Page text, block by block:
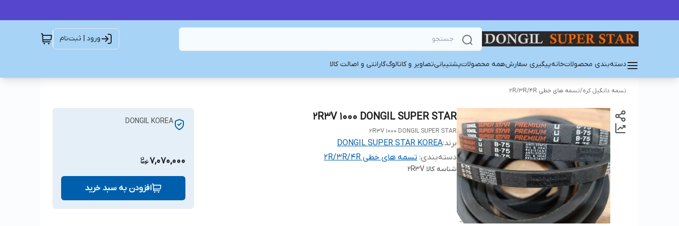
ورود | ثبت‌نام
دسته‌بندی محصولاتخانهپیگیری سفارشهمه محصولاتپشتیبانیتصاویر و کاتالوگگارانتی و اصالت کالا
تسمه دانگیل کره/تسمه های خطی 2R/3R/4R
2R3V 1000 DONGIL SUPER STAR
2R3V 1000 DONGIL SUPER STAR
برند:DONGIL SUPER STAR KOREA
دسته‌بندی: تسمه های خطی 2R/3R/4R
شناسه کالا 2R3V
DONGIL KOREA
7,070,000
افزودن به سبد خرید